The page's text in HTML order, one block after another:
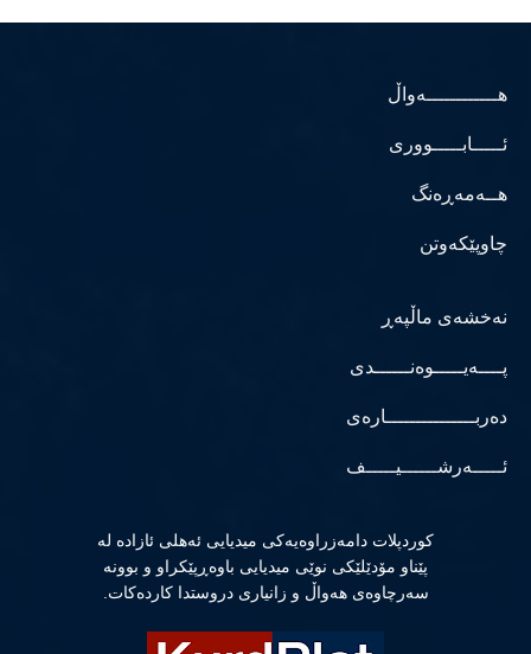
هــــــــــــەواڵ
ئـــــابـــــووری
هــەمەڕەنگ
چاوپێکەوتن
نەخشەی ماڵپەڕ
پــــەیـــــوەنــــــدی
دەربـــــــــــــــارەی
ئـــــەرشــــــیـــــف
كوردپلات دامەزراوەیەكی میدیایی ئەهلی ئازادە لە
پێناو مۆدێلێكی نوێی میدیایی باوەڕپێكراو و بوونە
سەرچاوەی هەواڵ و زانیاری دروستدا كاردەكات.